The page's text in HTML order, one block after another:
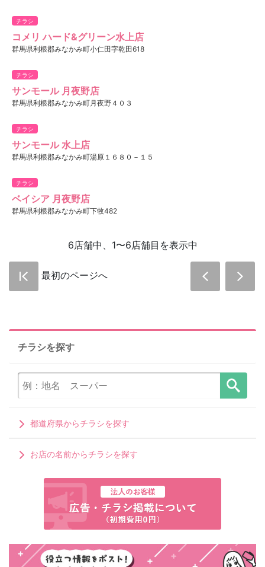
チラシ
コメリ ハード&グリーン水上店
群馬県利根郡みなかみ町小仁田字乾田618
チラシ
サンモール 月夜野店
群馬県利根郡みなかみ町月夜野４０３
チラシ
サンモール 水上店
群馬県利根郡みなかみ町湯原１６８０－１５
チラシ
ベイシア 月夜野店
群馬県利根郡みなかみ町下牧482
6店舗中、1〜6店舗目を表示中
最初のページへ
チラシを探す
都道府県からチラシを探す
お店の名前からチラシを探す